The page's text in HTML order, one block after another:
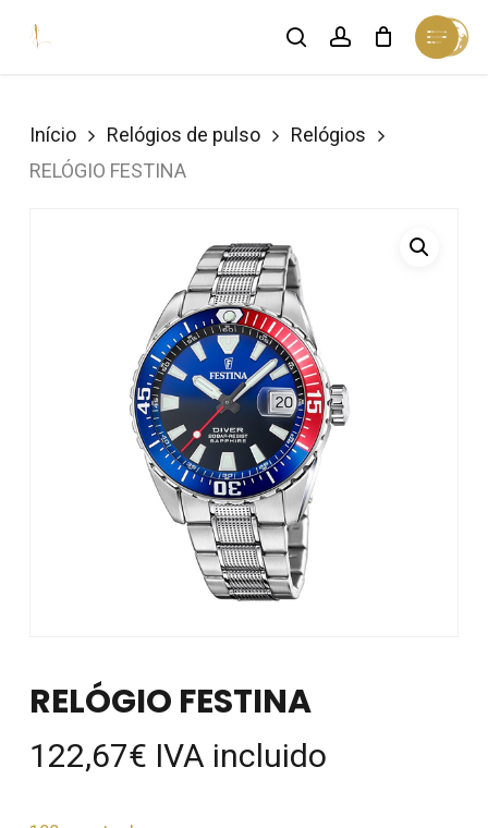
searchaccount
Menu
Close
Cart
Início Relógios de pulso
Relógios
RELÓGIO FESTINA
RELÓGIO FESTINA
122,67€ IVA incluido